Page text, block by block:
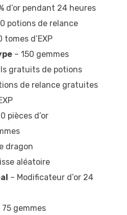
d’or pendant 24 heures
potions de relance
tomes d’EXP
– 150 gemmes
gratuits de potions
de relance gratuites
pièces d’or
dragon
aléatoire
– Modificateur d’or 24
75 gemmes